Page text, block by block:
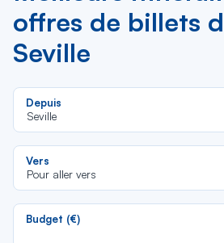
offres de billets
Seville
Depuis
Seville
Vers
Pour aller vers
Budget (€)